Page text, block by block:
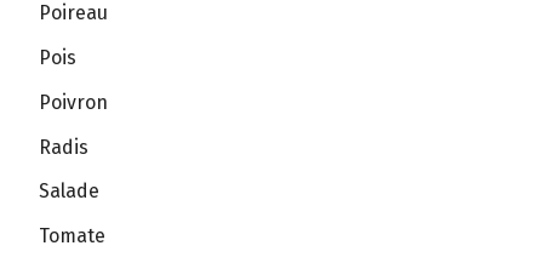
Poireau
Pois
Poivron
Radis
Salade
Tomate